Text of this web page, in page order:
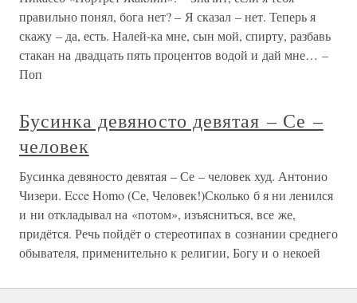
правильно понял, бога нет? – Я сказал – нет. Теперь я
скажу – да, есть. Налей-ка мне, сын мой, спирту, разбавь
стакан на двадцать пять процентов водой и дай мне… –
Поп
Бусинка девяносто девятая – Се –
человек
Бусинка девяносто девятая – Се – человек худ. Антонио
Чизери. Ecce Homo (Се, Человек!)Сколько б я ни ленился
и ни откладывал на «потом», изъясниться, все же,
придётся. Речь пойдёт о стереотипах в сознании среднего
обывателя, применительно к религии, Богу и о некоей